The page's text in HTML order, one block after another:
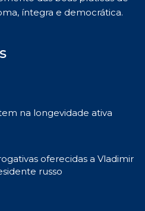
íntegra e democrática.
na longevidade ativa
oferecidas a Vladimir
russo